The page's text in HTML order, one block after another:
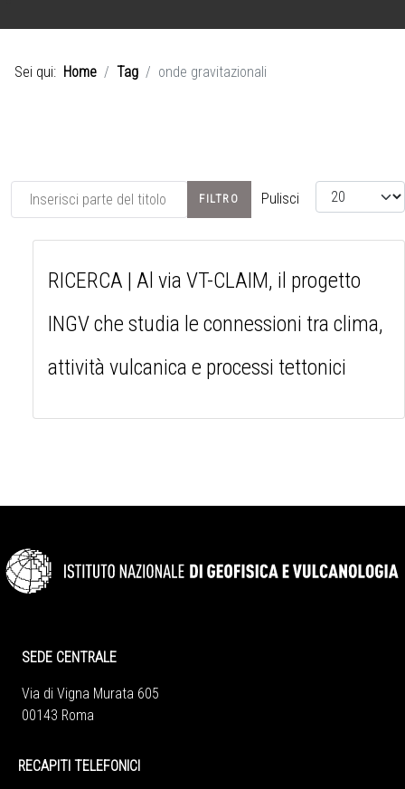
Sei qui: Home Tag onde gravitazionali
Inserisci parte del titolo FILTRO Pulisci Visualizza #
RICERCA | Al via VT-CLAIM, il progetto
INGV che studia le connessioni tra clima,
attività vulcanica e processi tettonici
SEDE CENTRALE
Via di Vigna Murata 605
00143 Roma
RECAPITI TELEFONICI